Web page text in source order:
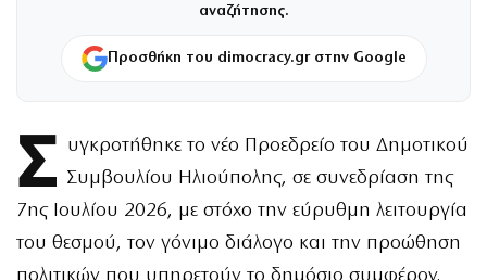
αναζήτησης.
Προσθήκη του dimocracy.gr στην Google
Σ υγκροτήθηκε το νέο Προεδρείο του Δημοτικού
Συμβουλίου Ηλιούπολης, σε συνεδρίαση της
7ης Ιουλίου 2026, με στόχο την εύρυθμη λειτουργία
του θεσμού, τον γόνιμο διάλογο και την προώθηση